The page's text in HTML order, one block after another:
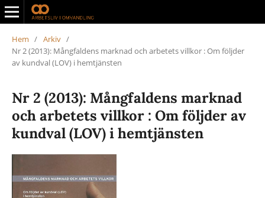
Hem / Arkiv /
Nr 2 (2013): Mångfaldens marknad och arbetets villkor : Om följder
av kundval (LOV) i hemtjänsten
Nr 2 (2013): Mångfaldens marknad
och arbetets villkor : Om följder av
kundval (LOV) i hemtjänsten